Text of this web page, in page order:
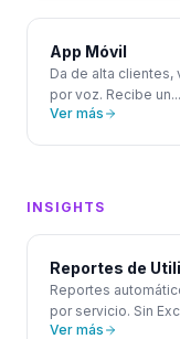
App Móvil
Da de alta
por voz. Recibe un...
Ver más
INSIGHTS
Reportes de
Reportes
por servicio. Sin
Ver más